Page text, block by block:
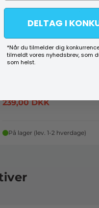
SIMONS - Universal
Rustfri Samlestykker 3" L. 190
239,00DKK
På lager (lev. 1-2 hverdage)
DELTAG I
*Når du tilmelder dig
tilmeldt vores nyhedsbrev, som
som helst.